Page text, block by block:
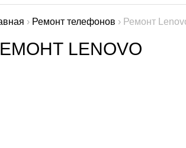
› Ремонт телефонов › Ремонт
LENOVO